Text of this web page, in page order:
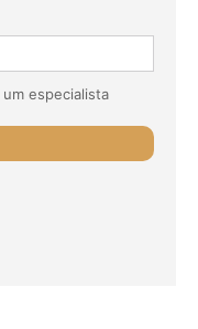
especialista